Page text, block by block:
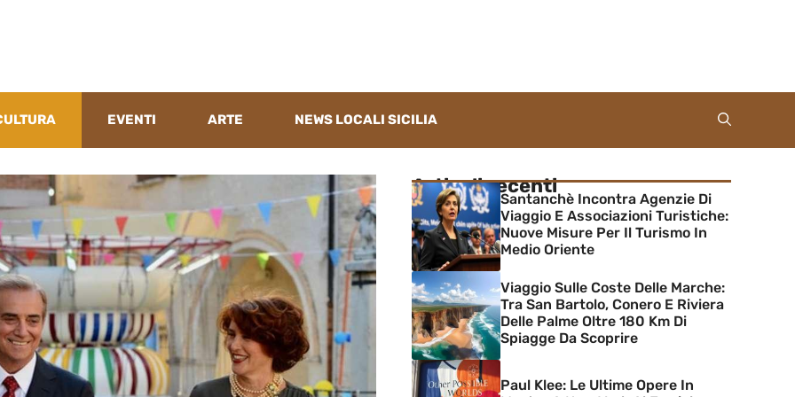
EVENTI ARTE NEWS LOCALI SICILIA
Articoli recenti
Santanchè Incontra Agenzie Di
Viaggio E Associazioni Turistiche:
Nuove Misure Per Il Turismo In
Medio Oriente
Viaggio Sulle Coste Delle Marche:
Tra San Bartolo, Conero E Riviera
Delle Palme Oltre 180 Km Di
Spiagge Da Scoprire
Paul Klee: Le Ultime Opere In